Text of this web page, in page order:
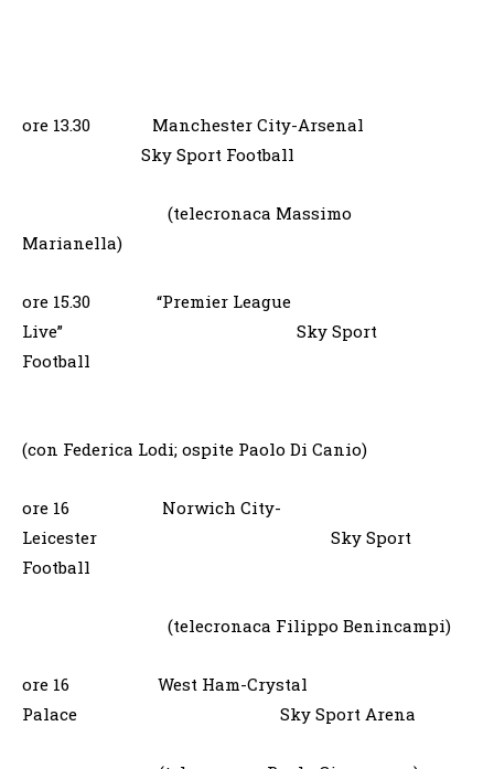
ore 13.30 Manchester City-Arsenal
Sky Sport Football
(telecronaca Massimo
Marianella)
ore 15.30 “Premier League
Live” Sky Sport
Football
(con Federica Lodi; ospite Paolo Di Canio)
ore 16 Norwich City-
Leicester Sky Sport
Football
(telecronaca Filippo Benincampi)
ore 16 West Ham-Crystal
Palace Sky Sport Arena